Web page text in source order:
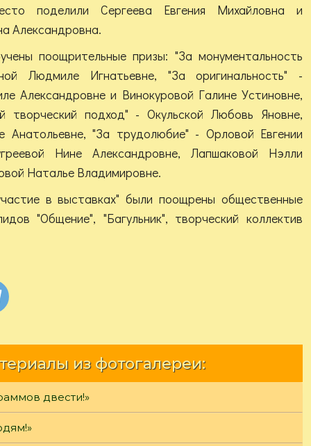
поделили Сергеева Евгения Михайловна и
Александровна.
поощрительные призы: "За монументальность
Людмиле Игнатьевне, "За оригинальность" -
Александровне и Винокуровой Галине Устиновне,
творческий подход" - Окульской Любовь Яновне,
Анатольевне, "За трудолюбие" - Орловой Евгении
Нине Александровне, Лапшаковой Нэлли
Наталье Владимировне.
в выставках" были поощрены общественные
"Общение", "Багульник", творческий коллектив
из фотогалереи:
двести!»